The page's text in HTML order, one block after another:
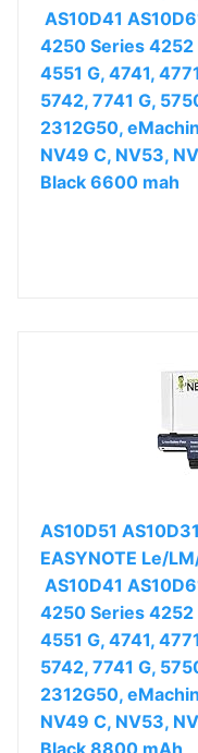
AS10D41
4250 Series
4551 G, 4741,
5742, 7741 G,
2312G50,
NV49 C, NV53,
Black 6600 mah
AS10D51
EASYNOTE Le/
AS10D41
4250 Series
4551 G, 4741,
5742, 7741 G,
2312G50,
NV49 C, NV53,
Black 8800 mAh